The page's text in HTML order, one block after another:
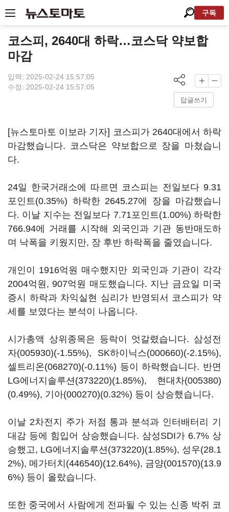
구독
코스피, 2640대 하락…코스닥 약보합
마감
입력: 2025-02-24 15:57:05
수정: 2025-02-24 15:57:05
답글쓰기
[뉴스토마토 이보라 기자] 코스피가 2640대에서 하락
마감했습니다. 코스닥은 약보합으로 장을 마쳤습니
다.
24일 한국거래소에 따르면 코스피는 전일보다 9.31
포인트(0.35%) 하락한 2645.27에 장을 마감했습니
다. 이날 지수는 전일보다 7.71포인트(1.00%) 하락한
766.94에 거래를 시작해 외국인과 기관 동반매도하
며 낙폭을 키웠지만, 장 후반 하락폭을 줄였습니다.
개인이 1916억원 매수했지만 외국인과 기관이 각각
2004억원, 907억원 매도했습니다. 지난 금요일 미국
증시 하락과 차익실현 심리가 반영되서 코스피가 약
세를 보였다는 분석이 나옵니다.
시가총액 상위종목은 등락이 엇갈렸습니다. 삼성전
자(005930)(-1.55%), SK하이닉스(000660)(-2.15%),
셀트리온(068270)(-0.11%) 등이 하락했습니다. 반면
LG에너지솔루션(373220)(1.85%), 현대차(005380)
(0.49%), 기아(000270)(0.32%) 등이 상승했습니다.
이날 2차전지 주가 저점 통과 분석과 인터배터리 기
대감 등에 힘입어 상승했습니다. 삼성SDI가 6.7% 상
승했고, LG에너지솔루션(373220)(1.85%), 성우(28.1
2%), 메가터치(446540)(12.64%), 금양(001570)(13.9
6%) 등이 올랐습니다.
또한 중국에서 사람에게 전파될 수 있는 신종 박쥐 코